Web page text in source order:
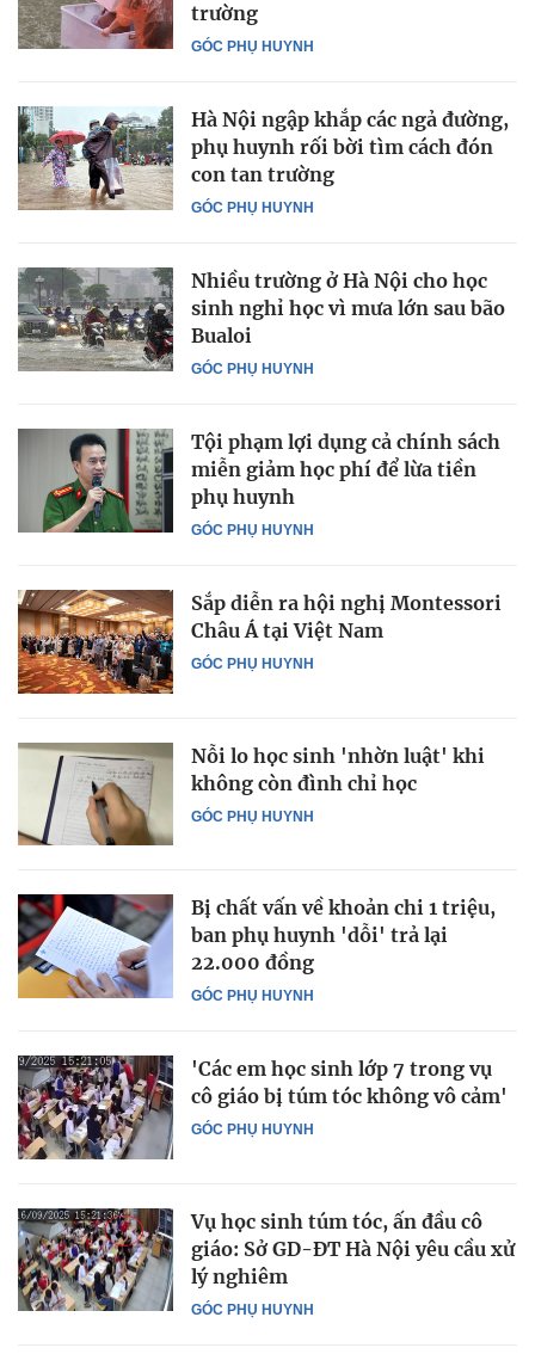
GÓC PHỤ HUYNH
trường
GÓC PHỤ HUYNH
Hà Nội ngập khắp các ngả đường,
phụ huynh rối bời tìm cách đón
con tan trường
GÓC PHỤ HUYNH
Nhiều trường ở Hà Nội cho học
sinh nghỉ học vì mưa lớn sau bão
Bualoi
GÓC PHỤ HUYNH
Tội phạm lợi dụng cả chính sách
miễn giảm học phí để lừa tiền
phụ huynh
GÓC PHỤ HUYNH
Sắp diễn ra hội nghị Montessori
Châu Á tại Việt Nam
GÓC PHỤ HUYNH
Nỗi lo học sinh 'nhờn luật' khi
không còn đình chỉ học
GÓC PHỤ HUYNH
Bị chất vấn về khoản chi 1 triệu,
ban phụ huynh 'dỗi' trả lại
22.000 đồng
GÓC PHỤ HUYNH
'Các em học sinh lớp 7 trong vụ
cô giáo bị túm tóc không vô cảm'
GÓC PHỤ HUYNH
Vụ học sinh túm tóc, ấn đầu cô
giáo: Sở GD-ĐT Hà Nội yêu cầu xử
lý nghiêm